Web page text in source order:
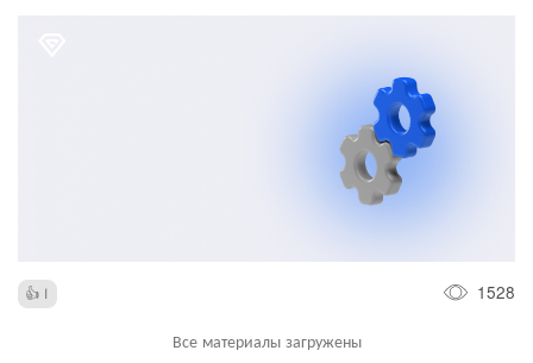
1 1528
Все материалы загружены